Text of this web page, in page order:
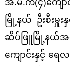
အ.မ.က(၄)ကျော
မြို့နယ် ဦးစီးမှူး
ဆိပ်ဖြူမြို့နယ်
ကျောင်းနှင့် ရေ